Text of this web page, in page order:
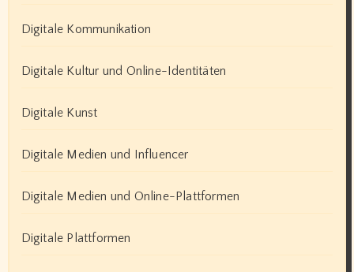
Digitale Kommunikation
Digitale Kultur und Online-Identitäten
Digitale Kunst
Digitale Medien und Influencer
Digitale Medien und Online-Plattformen
Digitale Plattformen